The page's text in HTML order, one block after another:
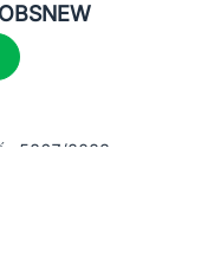
5867/2023